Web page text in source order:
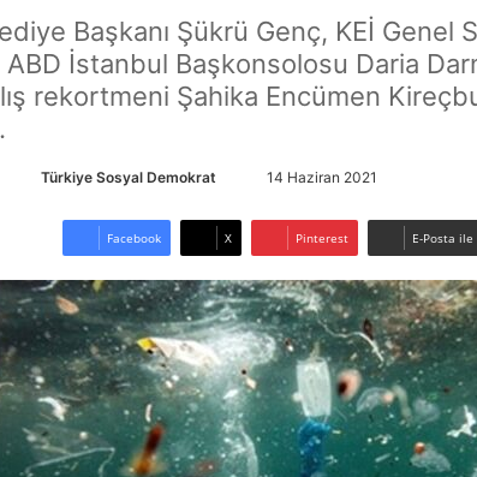
Başkanı Şükrü Genç, KEİ Genel
ABD İstanbul Başkonsolosu Daria
rekortmeni Şahika Encümen
Türkiye Sosyal Demokrat
-
p
o
s
t
a
g
14 Haziran 2021
Facebook X Pinterest E-Posta